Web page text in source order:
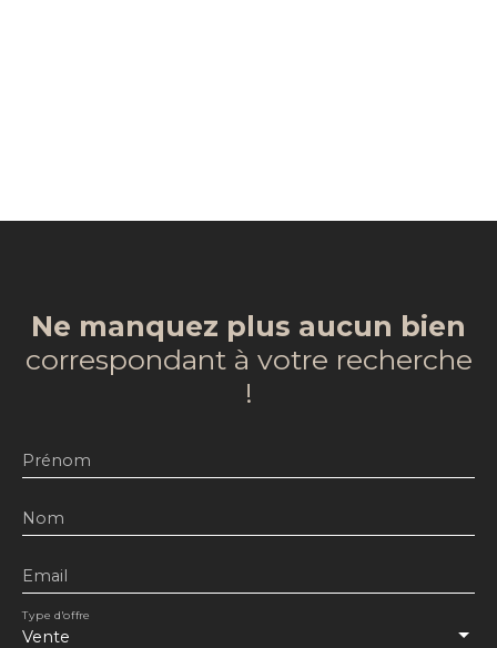
Ne manquez plus aucun bien
correspondant à votre recherche
!
Prénom
Nom
Email
Vente
Type d'offre